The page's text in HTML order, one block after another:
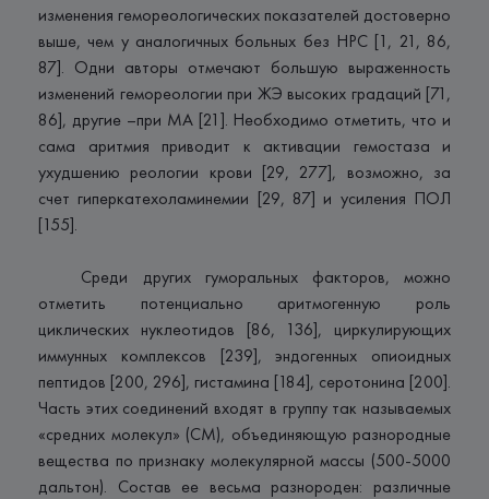
изменения гемореологических показателей достоверно
выше, чем у аналогичных больных без НРС [1, 21, 86,
87]. Одни авторы отмечают большую выраженность
изменений гемореологии при ЖЭ высоких градаций [71,
86], другие –при МА [21]. Необходимо отметить, что и
сама аритмия приводит к активации гемостаза и
ухудшению реологии крови [29, 277], возможно, за
счет гиперкатехоламинемии [29, 87] и усиления ПОЛ
[155].
Среди других гуморальных факторов, можно
отметить потенциально аритмогенную роль
циклических нуклеотидов [86, 136], циркулирующих
иммунных комплексов [239], эндогенных опиоидных
пептидов [200, 296], гистамина [184], серотонина [200].
Часть этих соединений входят в группу так называемых
«средних молекул» (СМ), объединяющую разнородные
вещества по признаку молекулярной массы (500-5000
дальтон). Состав ее весьма разнороден: различные